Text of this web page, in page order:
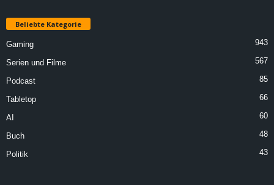
Beliebte Kategorie
Gaming 943
Serien und Filme 567
Podcast 85
Tabletop 66
AI 60
Buch 48
Politik 43